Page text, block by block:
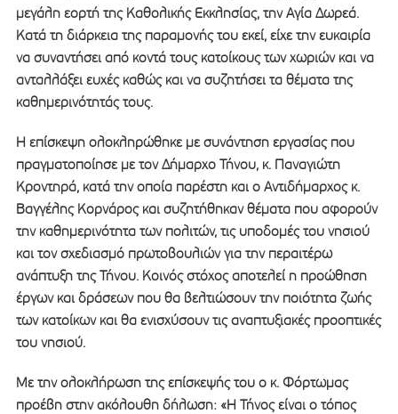
μεγάλη εορτή της Καθολικής Εκκλησίας, την Αγία Δωρεά.
Κατά τη διάρκεια της παραμονής του εκεί, είχε την ευκαιρία
να συναντήσει από κοντά τους κατοίκους των χωριών και να
ανταλλάξει ευχές καθώς και να συζητήσει τα θέματα της
καθημερινότητάς τους.
Η επίσκεψη ολοκληρώθηκε με συνάντηση εργασίας που
πραγματοποίησε με τον Δήμαρχο Τήνου, κ. Παναγιώτη
Κροντηρά, κατά την οποία παρέστη και ο Αντιδήμαρχος κ.
Βαγγέλης Κορνάρος και συζητήθηκαν θέματα που αφορούν
την καθημερινότητα των πολιτών, τις υποδομές του νησιού
και τον σχεδιασμό πρωτοβουλιών για την περαιτέρω
ανάπτυξη της Τήνου. Κοινός στόχος αποτελεί η προώθηση
έργων και δράσεων που θα βελτιώσουν την ποιότητα ζωής
των κατοίκων και θα ενισχύσουν τις αναπτυξιακές προοπτικές
του νησιού.
Με την ολοκλήρωση της επίσκεψής του ο κ. Φόρτωμας
προέβη στην ακόλουθη δήλωση: «Η Τήνος είναι ο τόπος